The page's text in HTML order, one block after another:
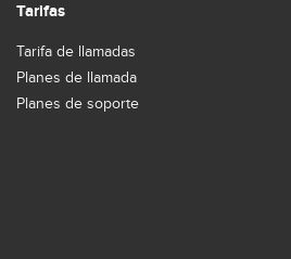
Tarifas
Tarifa de llamadas
Planes de llamada
Planes de soporte